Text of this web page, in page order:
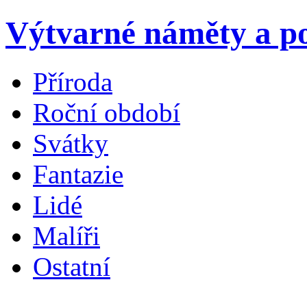
Výtvarné náměty a
Příroda
Roční období
Svátky
Fantazie
Lidé
Malíři
Ostatní